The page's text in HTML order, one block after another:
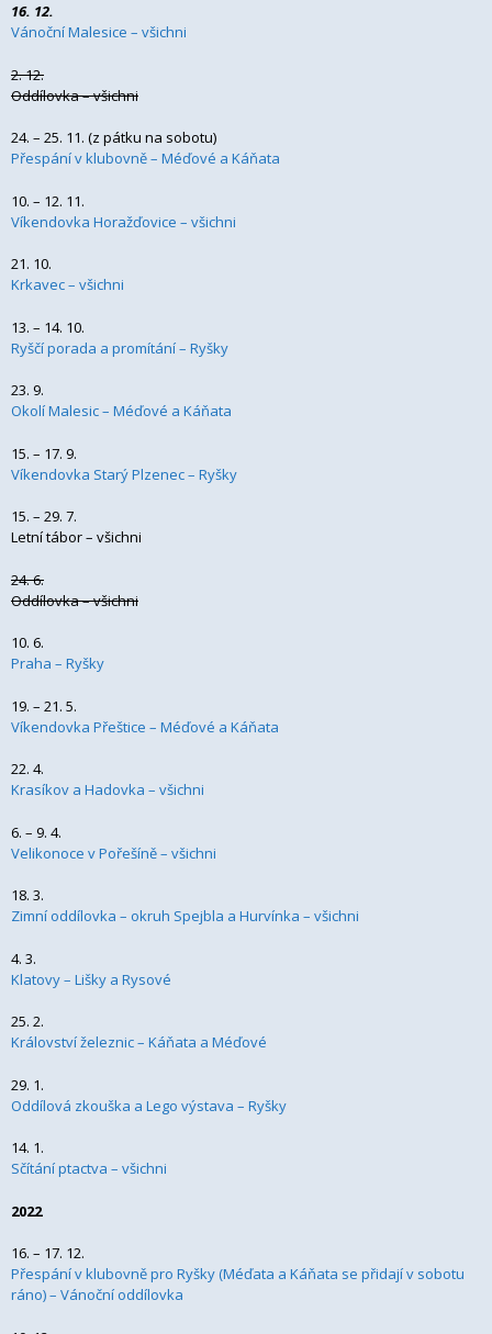
16. 12.
Vánoční Malesice – všichni
2. 12.
Oddílovka – všichni
24. – 25. 11. (z pátku na sobotu)
Přespání v klubovně – Méďové a Káňata
10. – 12. 11.
Víkendovka Horažďovice – všichni
21. 10.
Krkavec – všichni
13. – 14. 10.
Ryščí porada a promítání – Ryšky
23. 9.
Okolí Malesic – Méďové a Káňata
15. – 17. 9.
Víkendovka Starý Plzenec – Ryšky
15. – 29. 7.
Letní tábor – všichni
24. 6.
Oddílovka – všichni
10. 6.
Praha – Ryšky
19. – 21. 5.
Víkendovka Přeštice – Méďové a Káňata
22. 4.
Krasíkov a Hadovka – všichni
6. – 9. 4.
Velikonoce v Pořešíně – všichni
18. 3.
Zimní oddílovka – okruh Spejbla a Hurvínka – všichni
4. 3.
Klatovy – Lišky a Rysové
25. 2.
Království železnic – Káňata a Méďové
29. 1.
Oddílová zkouška a Lego výstava – Ryšky
14. 1.
Sčítání ptactva – všichni
2022
16. – 17. 12.
Přespání v klubovně pro Ryšky (Méďata a Káňata se přidají v sobotu
ráno) – Vánoční oddílovka